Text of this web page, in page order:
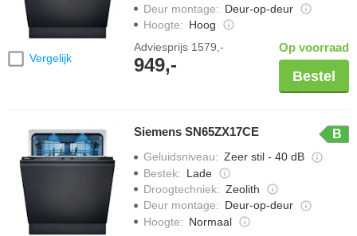
Vergelijk
Deur montage: Deur-op-deur
Hoogte: Hoog
Adviesprijs 1579,-
949,-
Op voorraad
Bestel
Siemens SN65ZX17CE B
Geluidsniveau: Zeer stil - 40 dB
Bestek: Lade
Droogtechniek: Zeolith
Deur montage: Deur-op-deur
Hoogte: Normaal